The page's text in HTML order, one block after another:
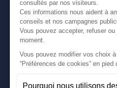
consultés par nos visiteurs.
Ces informations nous aident à
conseils et nos campagnes
Vous pouvez accepter, refuser
moment.
Vous pouvez modifier vos choix
“Préférences de cookies” en pied
Pourquoi nous utilisons